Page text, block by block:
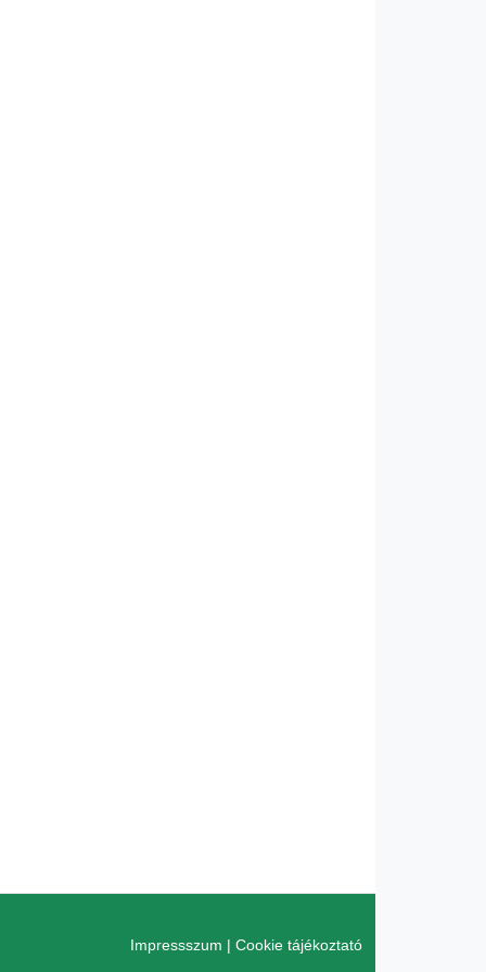
Impressszum | Cookie tájékoztató